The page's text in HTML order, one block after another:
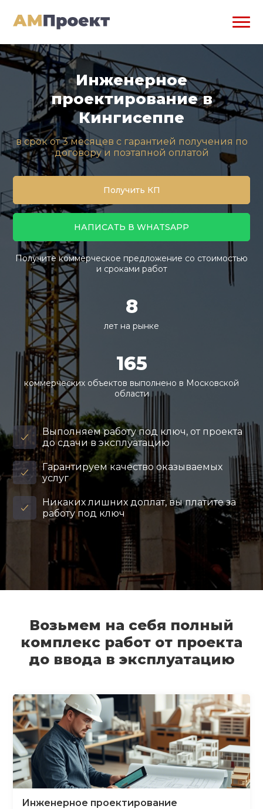
Инженерное
проектирование в
Кингисеппе
в срок от 3 месяцев с гарантией получения по
договору и поэтапной оплатой
Получить КП
НАПИСАТЬ В WHATSAPP
Получите коммерческое предложение со стоимостью
и сроками работ
8
лет на рынке
165
коммерческих объектов выполнено в Московской
области
Выполняем работу под ключ, от проекта
до сдачи в эксплуатацию
Гарантируем качество оказываемых
услуг
Никаких лишних доплат, вы платите за
работу под ключ
Возьмем на себя полный
комплекс работ от проекта
до ввода в эксплуатацию
Инженерное проектирование